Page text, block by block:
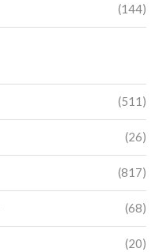
(144)
(511)
(26)
(817)
(68)
(20)